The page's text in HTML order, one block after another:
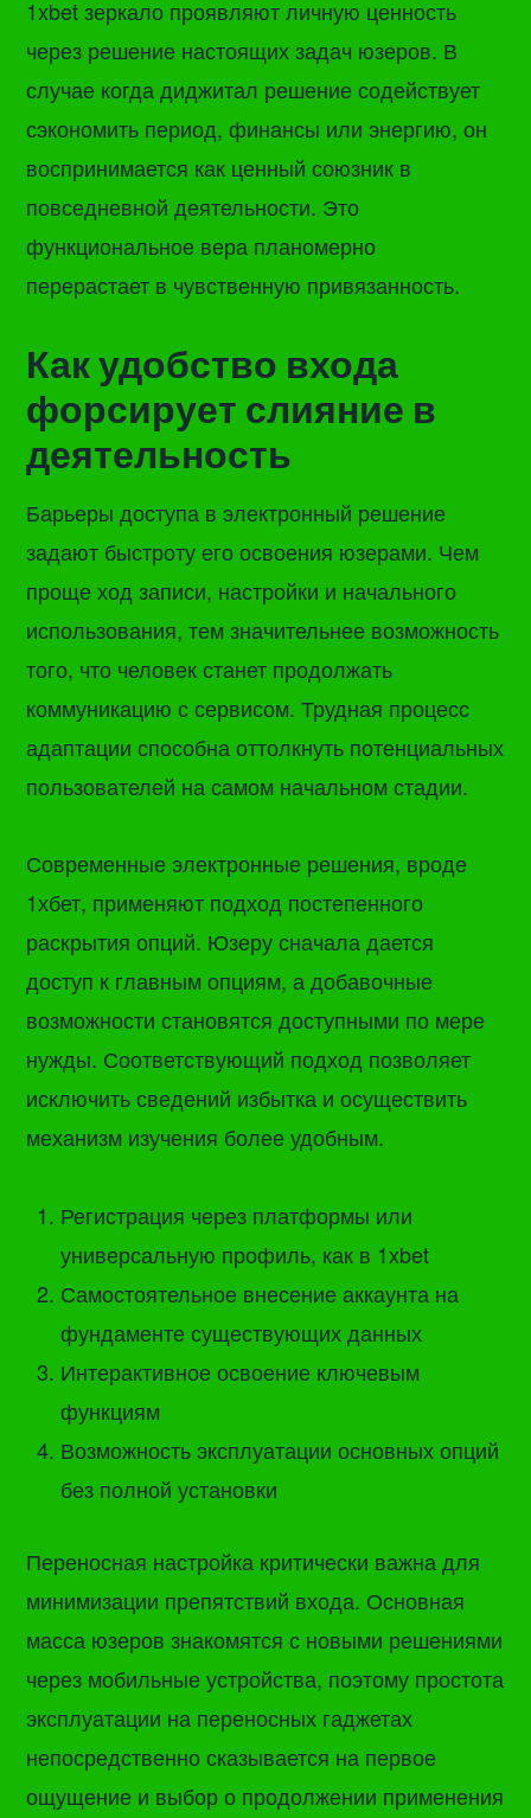
1xbet зеркало проявляют личную ценность
через решение настоящих задач юзеров. В
случае когда диджитал решение содействует
сэкономить период, финансы или энергию, он
воспринимается как ценный союзник в
повседневной деятельности. Это
функциональное вера планомерно
перерастает в чувственную привязанность.
Как удобство входа
форсирует слияние в
деятельность
Барьеры доступа в электронный решение
задают быстроту его освоения юзерами. Чем
проще ход записи, настройки и начального
использования, тем значительнее возможность
того, что человек станет продолжать
коммуникацию с сервисом. Трудная процесс
адаптации способна оттолкнуть потенциальных
пользователей на самом начальном стадии.
Современные электронные решения, вроде
1хбет, применяют подход постепенного
раскрытия опций. Юзеру сначала дается
доступ к главным опциям, а добавочные
возможности становятся доступными по мере
нужды. Соответствующий подход позволяет
исключить сведений избытка и осуществить
механизм изучения более удобным.
Регистрация через платформы или
универсальную профиль, как в 1xbet
Самостоятельное внесение аккаунта на
фундаменте существующих данных
Интерактивное освоение ключевым
функциям
Возможность эксплуатации основных опций
без полной установки
Переносная настройка критически важна для
минимизации препятствий входа. Основная
масса юзеров знакомятся с новыми решениями
через мобильные устройства, поэтому простота
эксплуатации на переносных гаджетах
непосредственно сказывается на первое
ощущение и выбор о продолжении применения